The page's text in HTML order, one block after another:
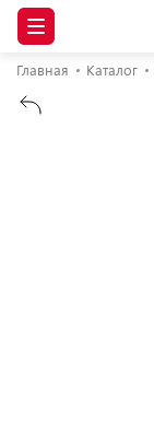
Главная Каталог